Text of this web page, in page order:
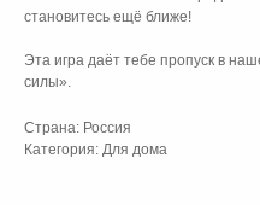
становитесь ещё ближе!
Эта игра даёт тебе пропуск в
силы».
Страна: Россия
Категория: Для дома